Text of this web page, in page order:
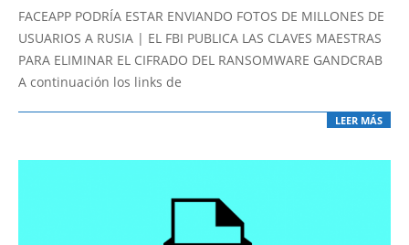
07-
19
FACEAPP PODRÍA ESTAR ENVIANDO FOTOS DE MILLONES DE
USUARIOS A RUSIA | EL FBI PUBLICA LAS CLAVES MAESTRAS
PARA ELIMINAR EL CIFRADO DEL RANSOMWARE GANDCRAB
A continuación los links de
LEER MÁS